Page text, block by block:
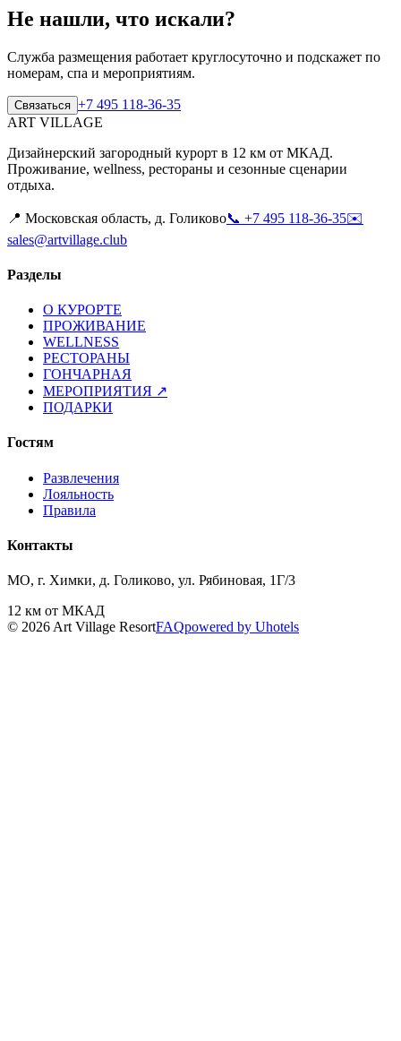
Не нашли, что искали?
Служба размещения работает круглосуточно и подскажет по
номерам, спа и мероприятиям.
Связаться +7 495 118-36-35
ART VILLAGE
Дизайнерский загородный курорт в 12 км от МКАД.
Проживание, wellness, рестораны и сезонные сценарии
отдыха.
📍 Московская область, д. Голиково📞 +7 495 118-36-35✉️
sales@artvillage.club
Разделы
О КУРОРТЕ
ПРОЖИВАНИЕ
WELLNESS
РЕСТОРАНЫ
ГОНЧАРНАЯ
МЕРОПРИЯТИЯ ↗
ПОДАРКИ
Гостям
Развлечения
Лояльность
Правила
Контакты
МО, г. Химки, д. Голиково, ул. Рябиновая, 1Г/3
12 км от МКАД
© 2026 Art Village ResortFAQpowered by Uhotels